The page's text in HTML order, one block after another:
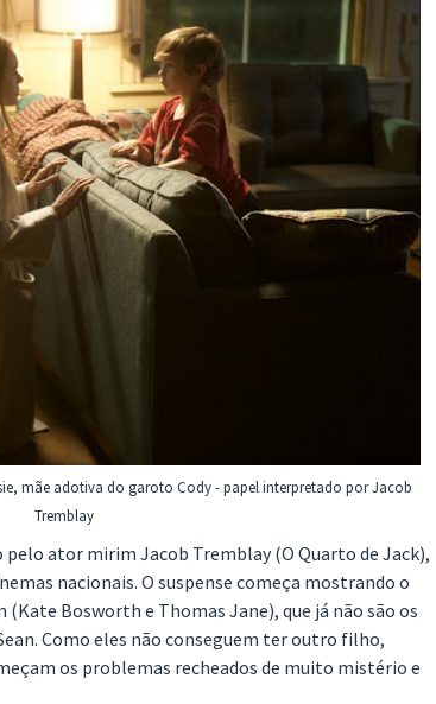
mãe adotiva do garoto Cody - papel interpretado por Jacob
Tremblay
ator mirim Jacob Tremblay (O Quarto de Jack),
nacionais. O suspense começa mostrando o
(Kate Bosworth e Thomas Jane), que já não são os
Como eles não conseguem ter outro filho,
os problemas recheados de muito mistério e